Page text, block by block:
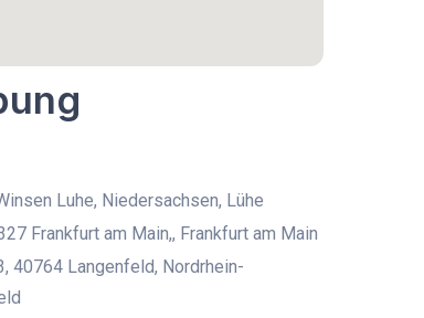
Luhe, Niedersachsen, Lühe
Frankfurt am Main,, Frankfurt am Main
40764 Langenfeld, Nordrhein-